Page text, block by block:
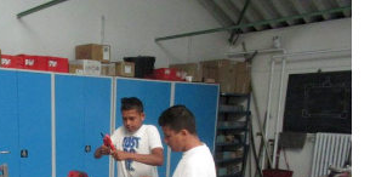
Marketing
Sdílením svých
zájmů a chování
při návštěvě
našich stránek
zvyšujete šanci na
zobrazení
personalizovaného
obsahu a nabídek.